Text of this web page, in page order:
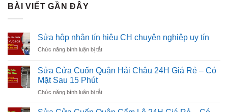
BÀI VIẾT GẦN ĐÂY
Sửa hộp nhận tín hiệu CH chuyên nghiệp uy tín
Chức năng bình luận bị tắtở
hộp
nhận
hiệu
chuyên
Sửa Cửa Cuốn Quận Hải Châu 24H Giá Rẻ – Có
Mặt Sau 15 Phút
Chức năng bình luận bị tắtở
Cửa